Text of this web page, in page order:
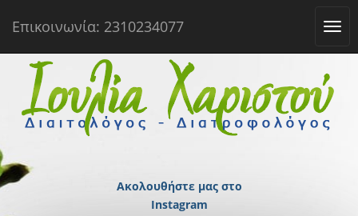
Επικοινωνία: 2310234077
Ακολουθήστε μας στο
Instagram